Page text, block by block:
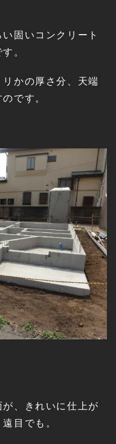
固いコンクリート
。
かの厚さ分、天端
です。
、きれいに仕上が
目でも。